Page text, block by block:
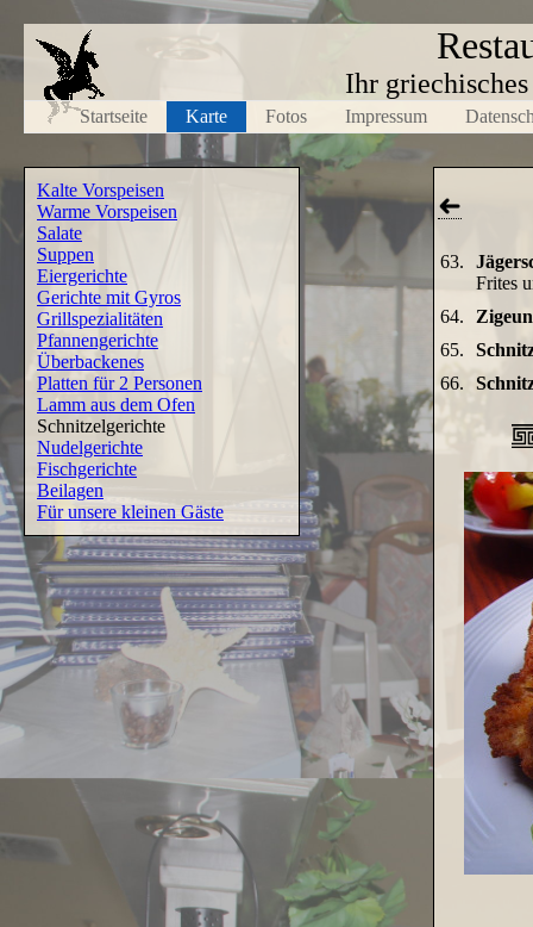
Ihr
Startseite Karte Fotos Impressum
Kalte Vorspeisen
Warme Vorspeisen
Salate
Suppen
Eiergerichte
Gerichte mit Gyros
Grillspezialitäten
Pfannengerichte
Überbackenes
Platten für 2 Personen
Lamm aus dem Ofen
Schnitzelgerichte
Nudelgerichte
Fischgerichte
Beilagen
Für unsere kleinen Gäste
63.
Frites
64.
65.
66.